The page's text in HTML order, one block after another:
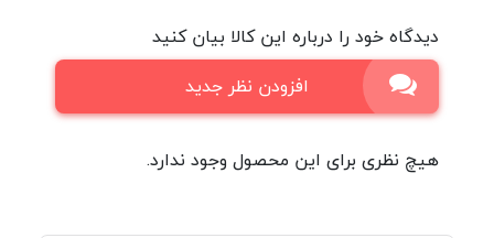
دیدگاه خود را درباره این کالا بیان کنید
افزودن نظر جدید
هیچ نظری برای این محصول وجود ندارد.